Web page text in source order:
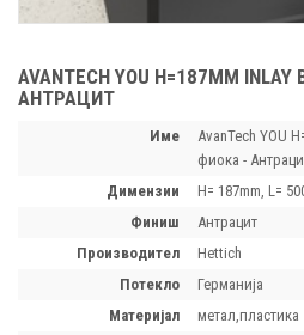
AVANTECH YOU H=187MM
АНТРАЦИТ
Име
AvanTech YOU
фиока -
димензии
H= 187mm, L=
финиш
Антрацит
производител
Hettich
потекло
Германија
материјал
метал,пластика